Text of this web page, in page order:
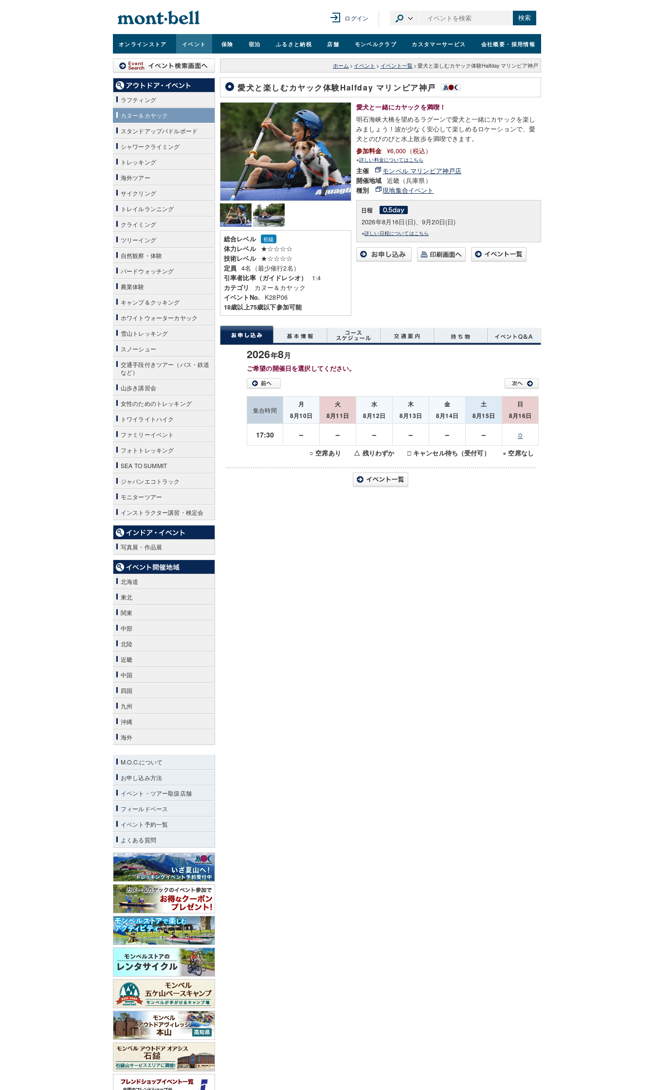
ログイン 検索
オンラインストア イベント 保険 宿泊 ふるさと納税 店舗 モンベルクラブ カスタマーサービス 会社概要 ・採用情報
ホーム > イベント > イベント一覧 > 愛犬と楽しむカヤック体験Halfday マリンピア神戸
愛犬と楽しむカヤック体験Halfday マリンピア神戸
総合レベル 初級
体力レベル ★☆☆☆☆
技術レベル ★☆☆☆☆
定員 4名（最少催行2名）
引率者比率（ガイドレシオ） 1:4
カテゴリ カヌー＆カヤック
イベントNo. K28P06
18歳以上75歳以下参加可能
愛犬と一緒にカヤックを満喫！
明石海峡大橋を望めるラグーンで愛犬と一緒にカヤックを楽し
みましょう！波が少なく安心して楽しめるロケーションで、愛
犬とのびのびと水上散歩を満喫できます。
参加料金 ¥6,000（税込）
※詳しい料金についてはこちら
主催 モンベル マリンピア神戸店
開催地域 近畿（兵庫県）
種別 現地集合イベント
2026年8月16日(日)、9月20日(日)
※詳しい日程についてはこちら
2026年8月
ご希望の開催日を選択してください。
集合時間
月
8月10日
火
8月11日
水
8月12日
木
8月13日
金
8月14日
土
8月15日
日
8月16日
17:30 － － － － － － ○
○ 空席あり △ 残りわずか □ キャンセル待ち（受付可） × 空席なし
ラフティング
カヌー＆カヤック
スタンドアップパドルボード
シャワークライミング
トレッキング
海外ツアー
サイクリング
トレイルランニング
クライミング
ツリーイング
自然観察・体験
バードウォッチング
農業体験
キャンプ＆クッキング
ホワイトウォーターカヤック
雪山トレッキング
スノーシュー
交通手段付きツアー（バス・鉄道
など）
山歩き講習会
女性のためのトレッキング
トワイライトハイク
ファミリーイベント
フォトトレッキング
SEA TO SUMMIT
ジャパンエコトラック
モニターツアー
インストラクター講習・検定会
写真展・作品展
北海道
東北
関東
中部
北陸
近畿
中国
四国
九州
沖縄
海外
M.O.C.について
お申し込み方法
イベント・ツアー取扱店舗
フィールドベース
イベント予約一覧
よくある質問